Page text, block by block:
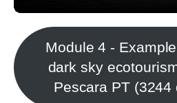
Module 4 -
dark sky
Pescara PT (3244